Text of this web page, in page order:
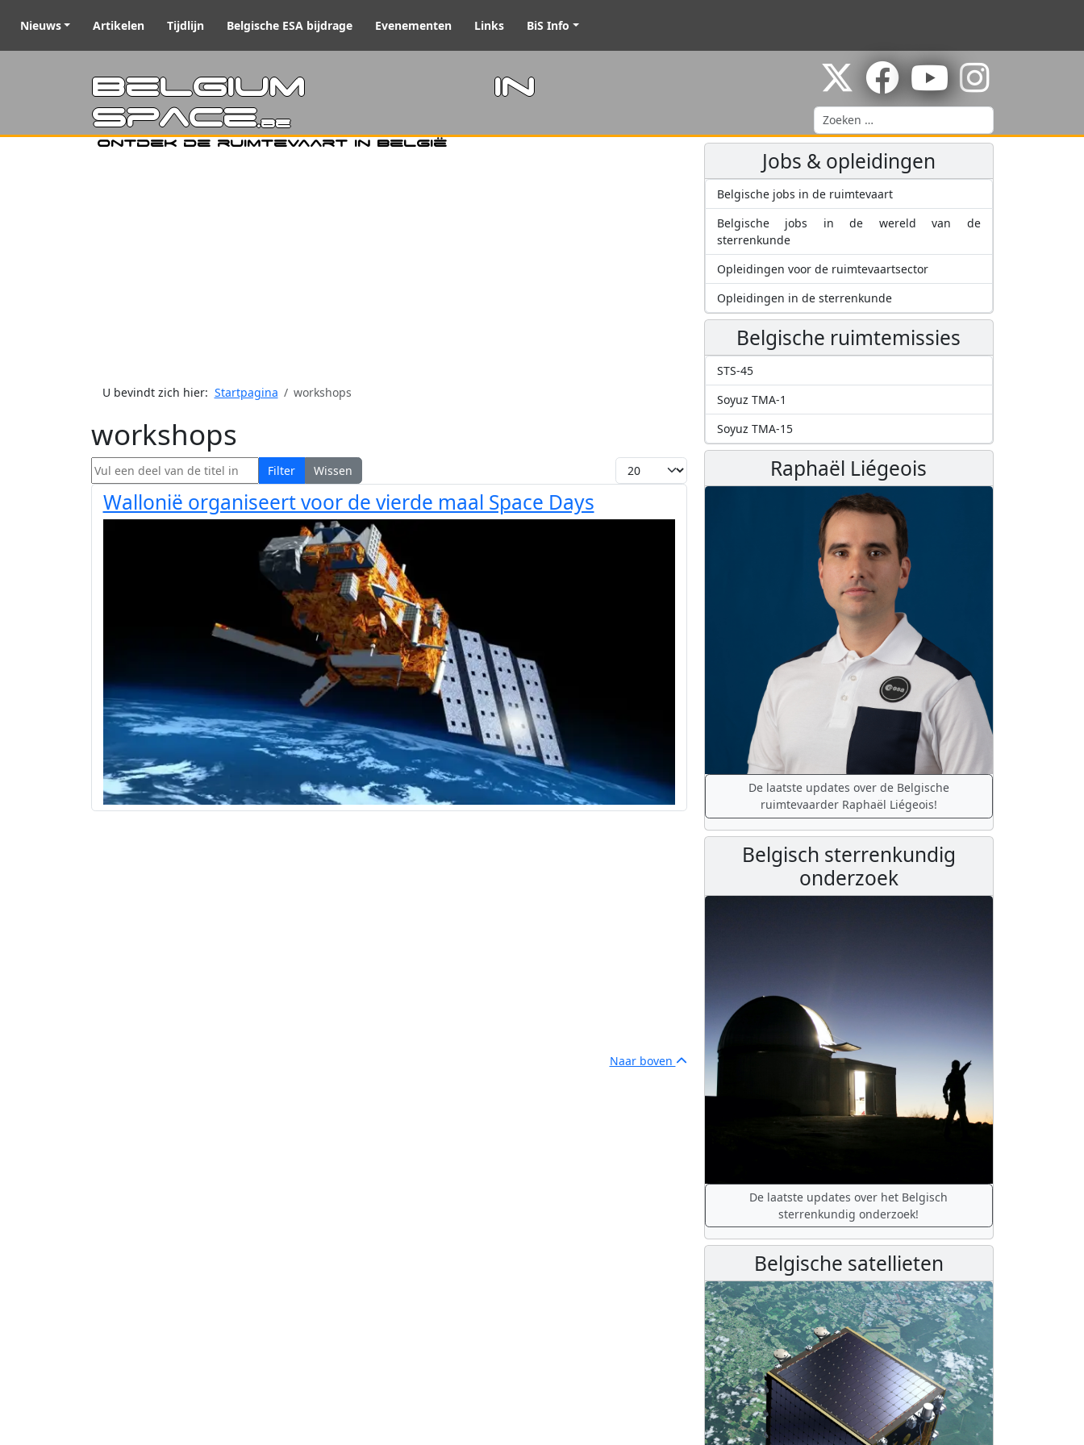
Nieuws Artikelen Tijdlijn Belgische ESA bijdrage Evenementen Links BiS Info
Belgium in
Space.be
Ontdek de ruimtevaart in België
Zoeken
U bevindt zich hier: Startpagina workshops
workshops
Vul een deel van de titel in Filter Wissen Toon #
Wallonië organiseert voor de vierde maal Space Days
Naar boven
Jobs & opleidingen
Belgische jobs in de ruimtevaart
Belgische jobs in de wereld van de
sterrenkunde
Opleidingen voor de ruimtevaartsector
Opleidingen in de sterrenkunde
Belgische ruimtemissies
STS-45
Soyuz TMA-1
Soyuz TMA-15
Raphaël Liégeois
De laatste updates over de Belgische
ruimtevaarder Raphaël Liégeois!
Belgisch sterrenkundig
onderzoek
De laatste updates over het Belgisch
sterrenkundig onderzoek!
Belgische satellieten